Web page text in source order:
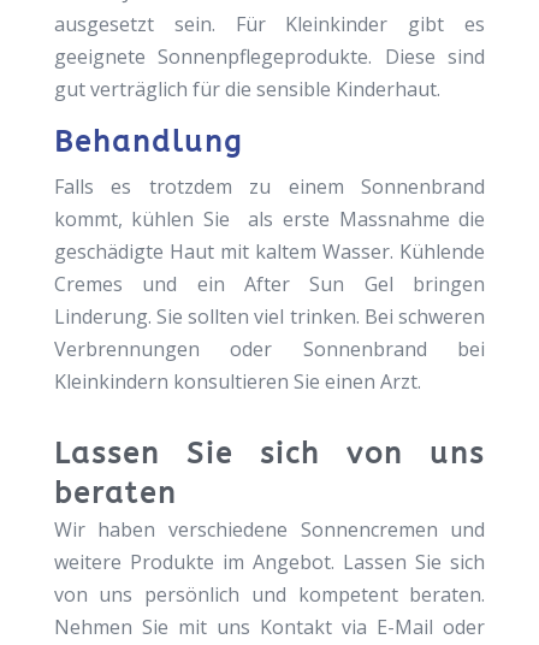
ausgesetzt sein. Für Kleinkinder gibt es
geeignete Sonnenpflegeprodukte. Diese sind
gut verträglich für die sensible Kinderhaut.
Behandlung
Falls es trotzdem zu einem Sonnenbrand
kommt, kühlen Sie als erste Massnahme die
geschädigte Haut mit kaltem Wasser. Kühlende
Cremes und ein After Sun Gel bringen
Linderung. Sie sollten viel trinken. Bei schweren
Verbrennungen oder Sonnenbrand bei
Kleinkindern konsultieren Sie einen Arzt.
Lassen Sie sich von uns
beraten
Wir haben verschiedene Sonnencremen und
weitere Produkte im Angebot. Lassen Sie sich
von uns persönlich und kompetent beraten.
Nehmen Sie mit uns Kontakt via E-Mail oder